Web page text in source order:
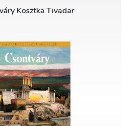
Kosztka Tivadar